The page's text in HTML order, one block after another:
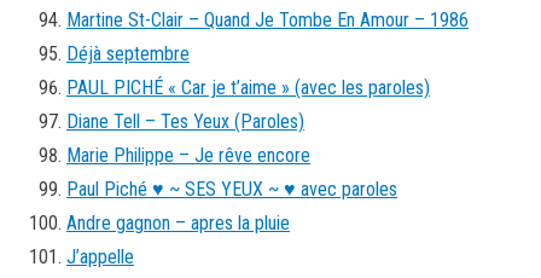
Martine St-Clair – Quand Je Tombe En Amour – 1986
Déjà septembre
PAUL PICHÉ « Car je t’aime » (avec les paroles)
Diane Tell – Tes Yeux (Paroles)
Marie Philippe – Je rêve encore
Paul Piché ♥ ~ SES YEUX ~ ♥ avec paroles
Andre gagnon – apres la pluie
J’appelle